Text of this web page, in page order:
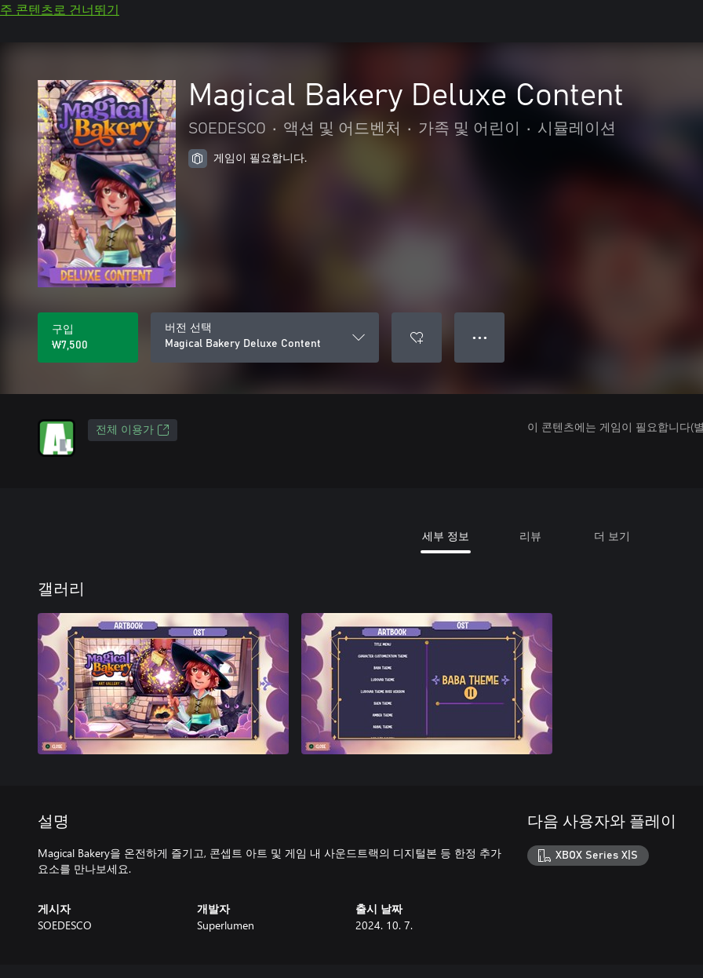
주 콘텐츠로 건너뛰기
Magical Bakery Deluxe Content
SOEDESCO • 액션 및 어드벤처 • 가족 및 어린이 • 시뮬레이션
게임이 필요합니다.
구입
₩7,500
버전 선택
Magical Bakery Deluxe Content
● ● ●
전체 이용가 이 콘텐츠에는 게임이 필요합니다(
세부 정보 리뷰 더 보기
갤러리
설명
Magical Bakery을 온전하게 즐기고, 콘셉트 아트 및 게임 내 사운드트랙의 디지털본 등 한정 추가
요소를 만나보세요.
게시자
SOEDESCO
개발자
Superlumen
출시 날짜
2024. 10. 7.
다음 사용자와 플레이
XBOX Series X|S